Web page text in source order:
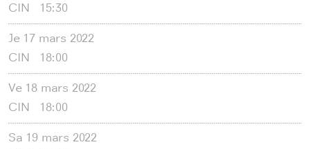
CIN
15:30
Je 17 mars 2022
CIN
18:00
Ve 18 mars 2022
CIN
18:00
Sa 19 mars 2022